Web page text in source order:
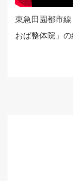
東急田園都市
おば整体院」の